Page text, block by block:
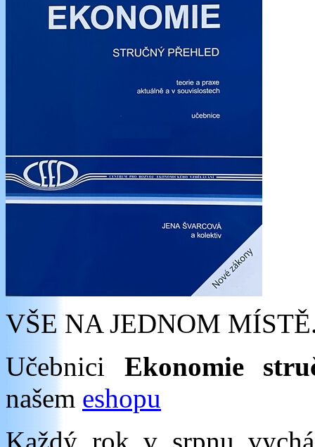
VŠE NA JEDNOM
Učebnici Ekonomie
našem eshopu